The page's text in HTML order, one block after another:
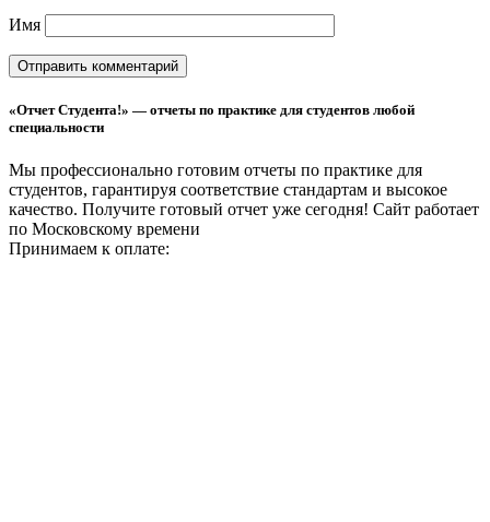
Имя
«Отчет Студента!» — отчеты по практике для студентов любой
специальности
Мы профессионально готовим отчеты по практике для
студентов, гарантируя соответствие стандартам и высокое
качество. Получите готовый отчет уже сегодня! Сайт работает
по Московскому времени
Принимаем к оплате: